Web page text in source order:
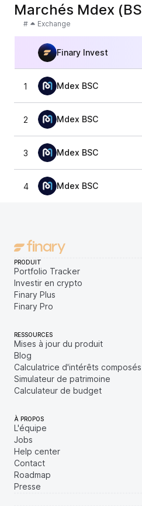
Marchés Mdex
# Exchange
Finary Invest
1 Mdex BSC
2 Mdex BSC
3 Mdex BSC
4 Mdex BSC
PRODUIT
Portfolio Tracker
Investir en crypto
Finary Plus
Finary Pro
RESSOURCES
Mises à jour du produit
Blog
Calculatrice d'intérêts composés
Simulateur de patrimoine
Calculateur de budget
À PROPOS
L'équipe
Jobs
Help center
Contact
Roadmap
Presse